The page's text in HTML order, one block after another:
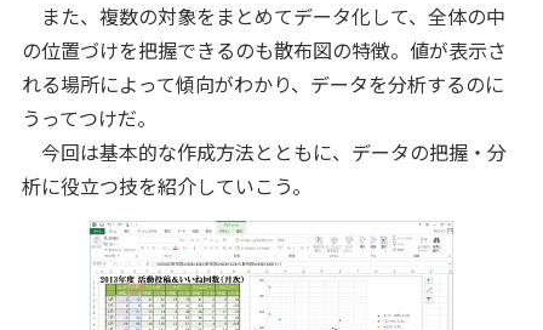
また、複数の対象をまとめてデータ化して、全体の中
の位置づけを把握できるのも散布図の特徴。値が表示さ
れる場所によって傾向がわかり、データを分析するのに
うってつけだ。
今回は基本的な作成方法とともに、データの把握・分
析に役立つ技を紹介していこう。